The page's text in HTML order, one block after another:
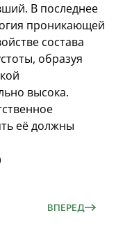
В последнее
проникающей
состава
образуя
высока.
её должны
ВПЕРЕД